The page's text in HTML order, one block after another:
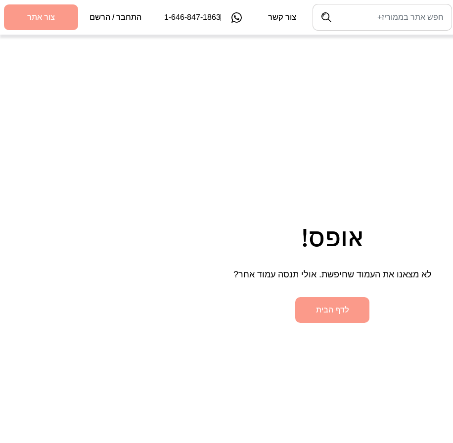
צור קשר 1-646-847-1863 התחבר / הרשם צור אתר
אופס!
לא מצאנו את העמוד שחיפשת. אולי תנסה עמוד אחר?
לדף הבית